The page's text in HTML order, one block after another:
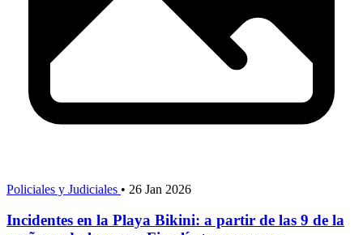
Policiales y Judiciales • 26 Jan 2026
Incidentes en la Playa Bikini: a partir de las 9 de la